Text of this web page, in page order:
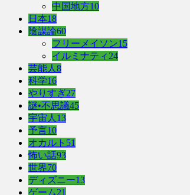
中国地方10
日本18
陰謀論60
フリーメイソン15
イルミナティ 24
芸能人 8
科学16
やりすぎ27
謎•不思議45
宇宙人 13
予言10
オカルト 51
怖い話93
世界70
ディズニー13
ゲーム21